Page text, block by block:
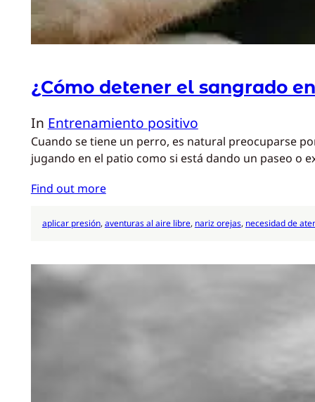
¿Cómo detener el sangrado
In Entrenamiento positivo
Cuando se tiene un perro, es natural preocuparse
jugando en el patio como si está dando un paseo
Find out more
aplicar presión, aventuras al aire libre, nariz orejas, necesidad de